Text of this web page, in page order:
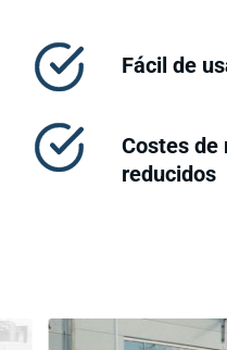
Fácil de
Costes
reducidos